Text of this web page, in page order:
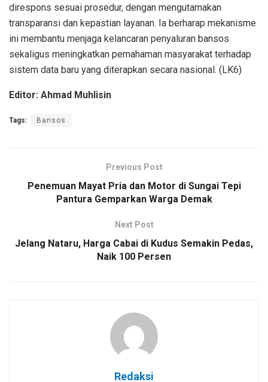
direspons sesuai prosedur, dengan mengutamakan
transparansi dan kepastian layanan. Ia berharap mekanisme
ini membantu menjaga kelancaran penyaluran bansos
sekaligus meningkatkan pemahaman masyarakat terhadap
sistem data baru yang diterapkan secara nasional. (LK6)
Editor: Ahmad Muhlisin
Tags: Bansos
Previous Post
Penemuan Mayat Pria dan Motor di Sungai Tepi
Pantura Gemparkan Warga Demak
Next Post
Jelang Nataru, Harga Cabai di Kudus Semakin Pedas,
Naik 100 Persen
Redaksi